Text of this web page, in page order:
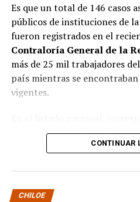
Es que un total de 146 casos
públicos de instituciones de la
fueron registrados en el
Contraloría General de la
más de 25 mil trabajadores
país mientras se
vigentes.
organismos públicos, figuran
dentro de la provincia. Le
Municipal de Quellón
CONTINUAR
CHILOE